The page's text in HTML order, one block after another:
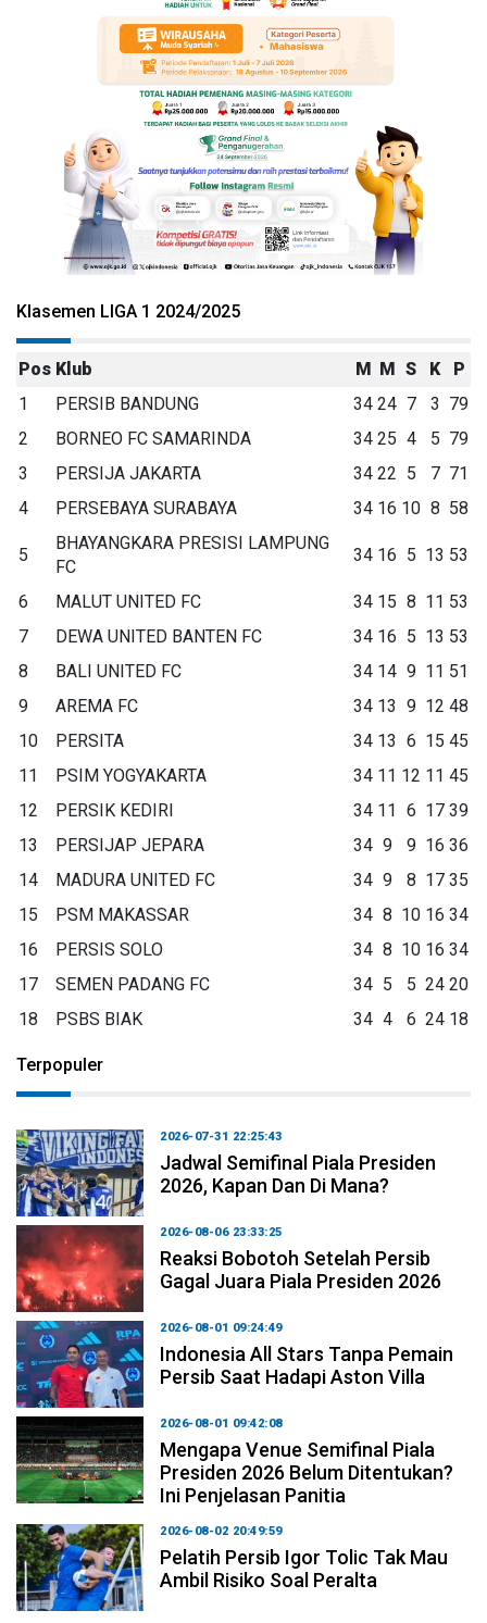
Klasemen LIGA 1 2024/2025
Pos Klub M M S K
P
1
PERSIB BANDUNG 34 24 7 3 79
2
BORNEO FC SAMARINDA 34 25 4 5 79
3
PERSIJA JAKARTA 34 22 5 7 71
4
PERSEBAYA SURABAYA 34 16 10 8 58
5
BHAYANGKARA PRESISI LAMPUNG
FC
34 16 5 13 53
6 MALUT UNITED FC 34 15 8 11 53
7
DEWA UNITED BANTEN FC 34 16 5 13 53
8
BALI UNITED FC 34 14 9 11 51
9
AREMA FC 34 13 9 12 48
10
PERSITA 34 13 6 15 45
11
PSIM YOGYAKARTA 34 11 12 11 45
12
PERSIK KEDIRI 34 11 6 17 39
13
PERSIJAP JEPARA 34 9 9 16 36
14
MADURA UNITED FC 34 9 8 17 35
15
PSM MAKASSAR 34 8 10 16 34
16
PERSIS SOLO 34 8 10 16 34
17
SEMEN PADANG FC 34 5 5 24 20
18
PSBS BIAK 34 4 6 24 18
Terpopuler
2026-07-31 22:25:43
Jadwal Semifinal Piala Presiden
2026, Kapan Dan Di Mana?
2026-08-06 23:33:25
Reaksi Bobotoh Setelah Persib
Gagal Juara Piala Presiden 2026
2026-08-01 09:24:49
Indonesia All Stars Tanpa Pemain
Persib Saat Hadapi Aston Villa
2026-08-01 09:42:08
Mengapa Venue Semifinal Piala
Presiden 2026 Belum Ditentukan?
Ini Penjelasan Panitia
2026-08-02 20:49:59
Pelatih Persib Igor Tolic Tak Mau
Ambil Risiko Soal Peralta